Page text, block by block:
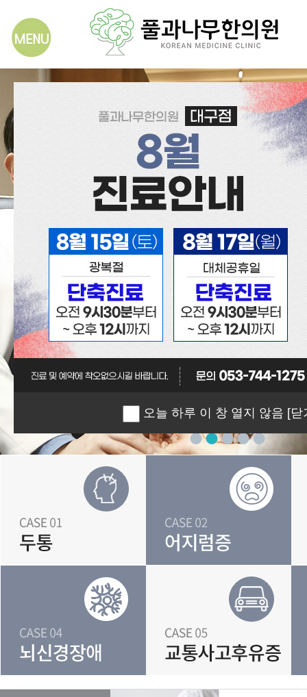
오늘 하루 이 창 열지 않음 [닫